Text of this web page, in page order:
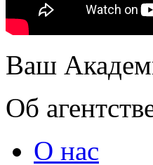
Ваш
Об
О нас